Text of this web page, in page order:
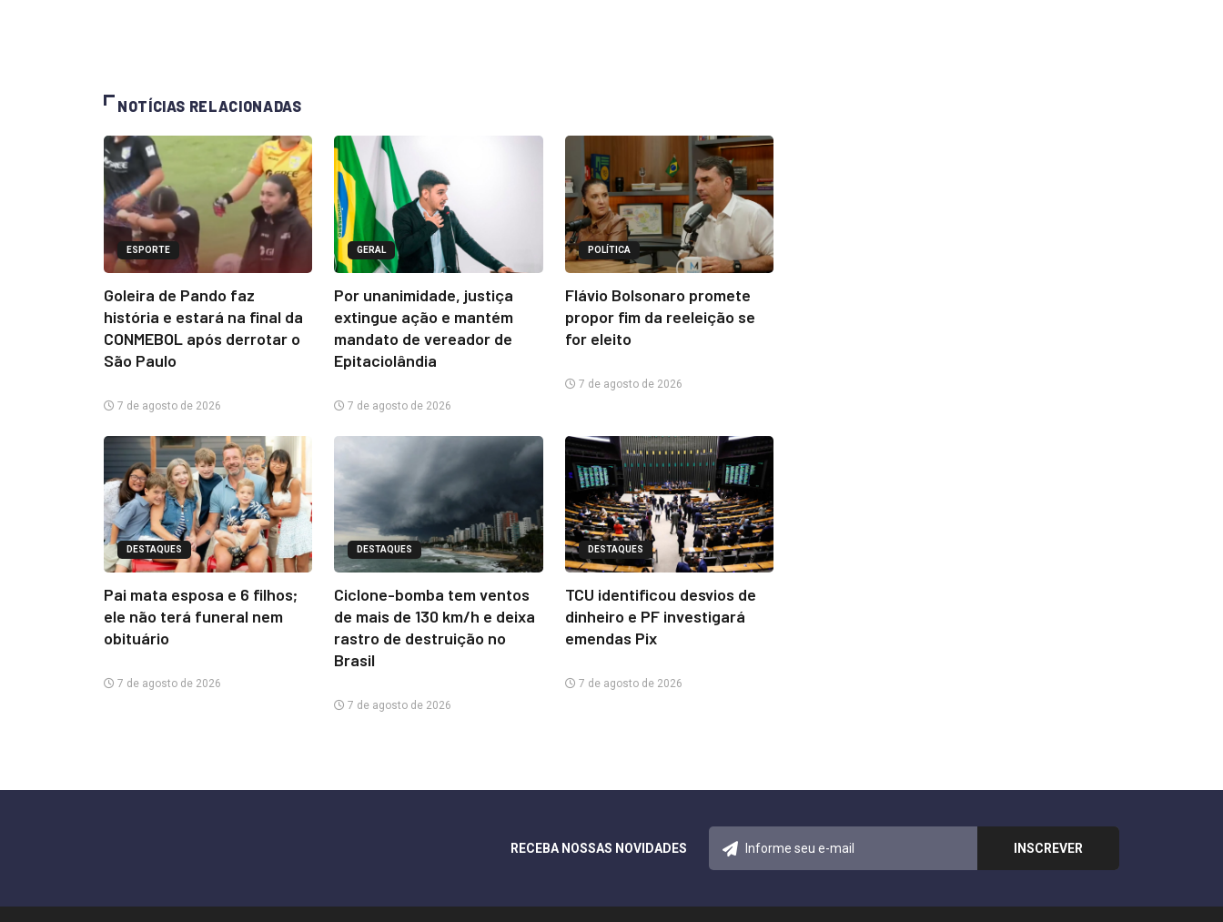
NOTÍCIAS RELACIONADAS
ESPORTE
Goleira de Pando faz
história e estará na final da
CONMEBOL após derrotar o
São Paulo
7 de agosto de 2026
GERAL
Por unanimidade, justiça
extingue ação e mantém
mandato de vereador de
Epitaciolândia
7 de agosto de 2026
POLÍTICA
Flávio Bolsonaro promete
propor fim da reeleição se
for eleito
7 de agosto de 2026
DESTAQUES
Pai mata esposa e 6 filhos;
ele não terá funeral nem
obituário
7 de agosto de 2026
DESTAQUES
Ciclone-bomba tem ventos
de mais de 130 km/h e deixa
rastro de destruição no
Brasil
7 de agosto de 2026
DESTAQUES
TCU identificou desvios de
dinheiro e PF investigará
emendas Pix
7 de agosto de 2026
RECEBA NOSSAS NOVIDADES